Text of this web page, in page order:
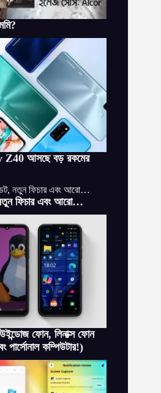
Z40 আসছে বড় রকমের
ফিচার এবং আরো…
ফোন, লিনাক্স ফোন
কম্পিউটার!)